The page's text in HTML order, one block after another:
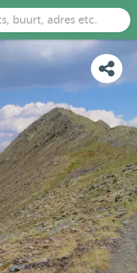
buurt, adres etc.